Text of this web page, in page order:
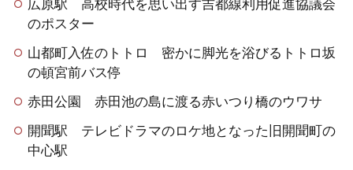
広原駅 高校時代を思い出す吉都線利用促進協議会
のポスター
山都町入佐のトトロ 密かに脚光を浴びるトトロ坂
の頓宮前バス停
赤田公園 赤田池の島に渡る赤いつり橋のウワサ
開聞駅 テレビドラマのロケ地となった旧開聞町の
中心駅